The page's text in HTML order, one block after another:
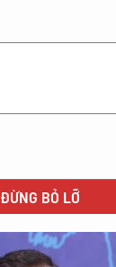
ĐỪNG BỎ LỠ